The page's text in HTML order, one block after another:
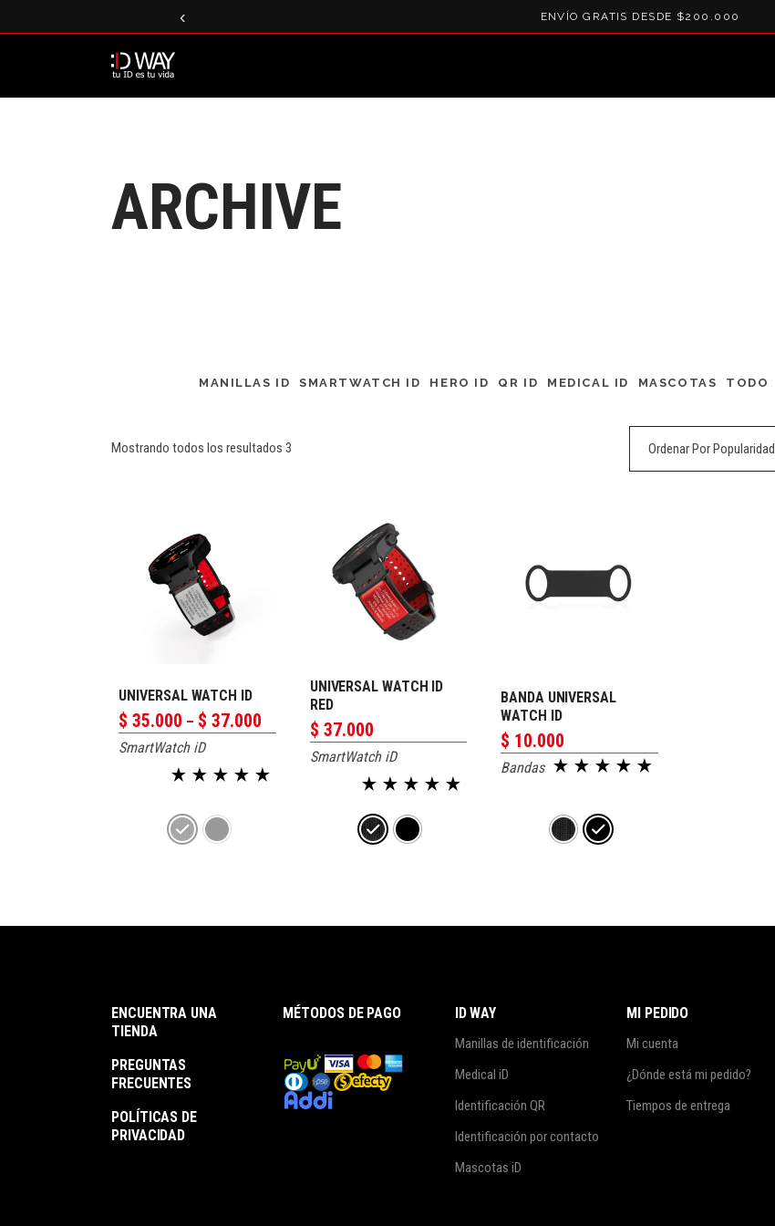
‹ ENVÍO GRATIS DESDE $200.000
ARCHIVE
MANILLAS ID SMARTWATCH ID HERO ID QR ID MEDICAL ID MASCOTAS TODO
Mostrando todos los resultados 3 Ordenar Por Popularidad
PERSONALIZAR
UNIVERSAL WATCH ID
$ 35.000 – $ 37.000
range:
through
SmartWatch iD
PERSONALIZAR
UNIVERSAL WATCH ID
RED
$ 37.000
SmartWatch iD
PERSONALIZAR
BANDA UNIVERSAL
WATCH ID
$ 10.000
Bandas
ENCUENTRA UNA
TIENDA
PREGUNTAS
FRECUENTES
POLÍTICAS DE
PRIVACIDAD
MÉTODOS DE PAGO ID WAY
Manillas de identificación
Medical iD
Identificación QR
Identificación por contacto
Mascotas iD
MI PEDIDO
Mi cuenta
¿Dónde está mi pedido?
Tiempos de entrega